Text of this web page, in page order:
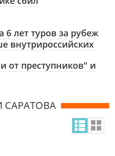
6 лет туров за рубеж
внутрироссийских
от преступников" и
САРАТОВА